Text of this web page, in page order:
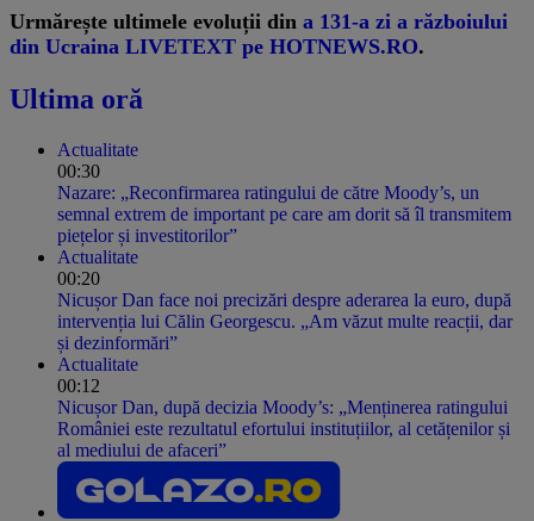
Urmărește ultimele evoluții din a 131-a zi a războiului
din Ucraina LIVETEXT pe HOTNEWS.RO.
Ultima oră
Actualitate
00:30
Nazare: „Reconfirmarea ratingului de către Moody’s, un
semnal extrem de important pe care am dorit să îl transmitem
piețelor și investitorilor”
Actualitate
00:20
Nicușor Dan face noi precizări despre aderarea la euro, după
intervenția lui Călin Georgescu. „Am văzut multe reacții, dar
și dezinformări”
Actualitate
00:12
Nicușor Dan, după decizia Moody’s: „Menținerea ratingului
României este rezultatul efortului instituțiilor, al cetățenilor și
al mediului de afaceri”